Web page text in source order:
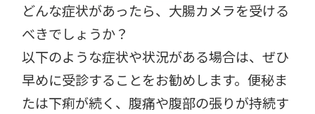
どんな症状があったら、大腸カメラを受ける
べきでしょうか？
以下のような症状や状況がある場合は、ぜひ
早めに受診することをお勧めします。便秘ま
たは下痢が続く、腹痛や腹部の張りが持続す